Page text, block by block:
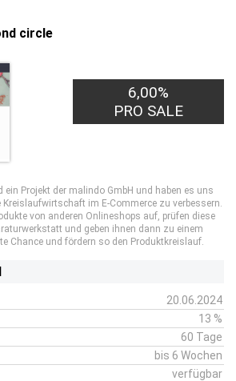
circle
6,00%
PRO SALE
Projekt der malindo GmbH und haben es uns
im E-Commerce zu verbessern.
von anderen Onlineshops auf, prüfen diese
und geben ihnen dann zu einem
Chance und fördern so den Produktkreislauf.
20.06.2024
13 %
60 Tage
bis 6 Wochen
verfügbar